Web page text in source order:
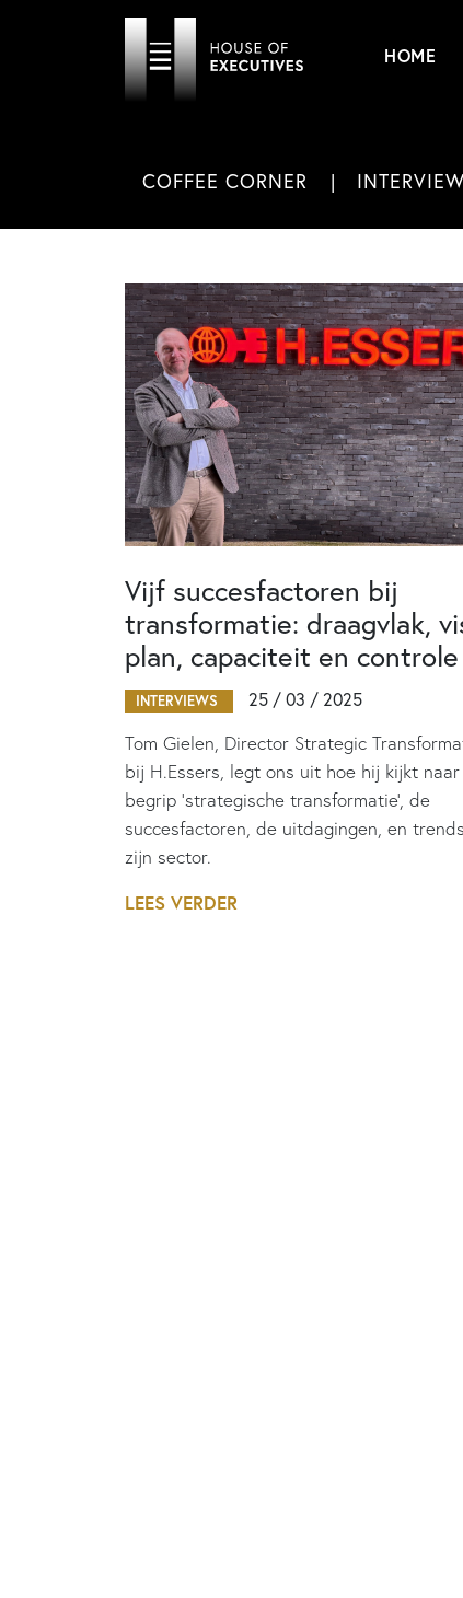
HOME
COFFEE CORNER
Vijf succesfactoren bij
transformatie: draagvlak,
plan, capaciteit en controle
INTERVIEWS
25 / 03 / 2025
Tom Gielen, Director Strategic
bij H.Essers, legt ons uit hoe hij kijkt
begrip ‘strategische transformatie’, de
succesfactoren, de uitdagingen, en
zijn sector.
LEES VERDER